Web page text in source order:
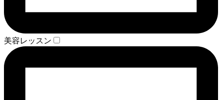
美容レッスン